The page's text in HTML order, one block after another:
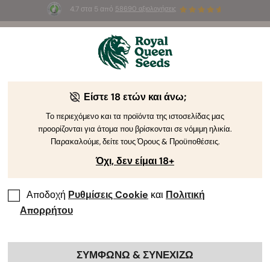
4.7 στα 5 από 58690 αξιολογήσεις
ΔΩΡΕΑΝ για τους
The RQS Blog
Blog για το Lifestyle της Κάνναβης Pikilíes kai
Είστε 18 ετών και άνω;
Το περιεχόμενο και τα προϊόντα της ιστοσελίδας μας
προορίζονται για άτομα που βρίσκονται σε νόμιμη ηλικία.
Παρακαλούμε, δείτε τους Όρους & Προϋποθέσεις.
Όχι, δεν είμαι 18+
Αποδοχή Ρυθμίσεις Cookie και Πολιτική
Απορρήτου
ΣΥΜΦΩΝΩ & ΣΥΝΕΧΙΖΩ